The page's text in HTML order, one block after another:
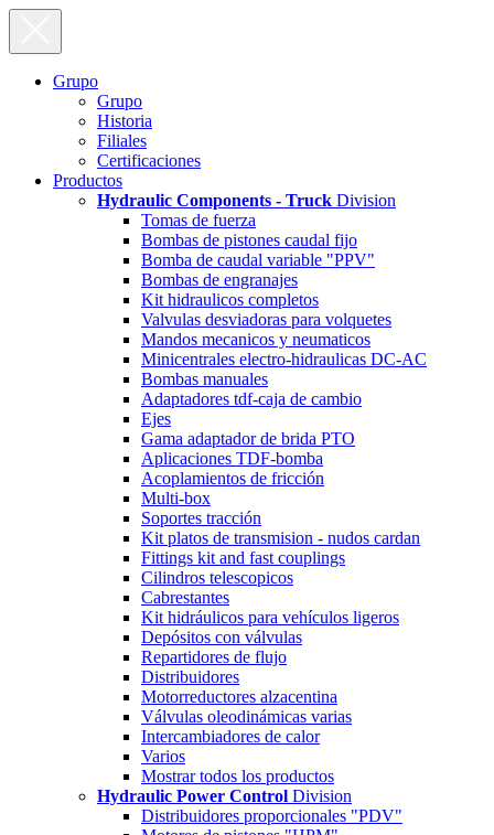
Grupo
Grupo
Historia
Filiales
Certificaciones
Productos
Hydraulic Components - Truck Division
Tomas de fuerza
Bombas de pistones caudal fijo
Bomba de caudal variable "PPV"
Bombas de engranajes
Kit hidraulicos completos
Valvulas desviadoras para volquetes
Mandos mecanicos y neumaticos
Minicentrales electro-hidraulicas DC-AC
Bombas manuales
Adaptadores tdf-caja de cambio
Ejes
Gama adaptador de brida PTO
Aplicaciones TDF-bomba
Acoplamientos de fricción
Multi-box
Soportes tracción
Kit platos de transmision - nudos cardan
Fittings kit and fast couplings
Cilindros telescopicos
Cabrestantes
Kit hidráulicos para vehículos ligeros
Depósitos con válvulas
Repartidores de flujo
Distribuidores
Motorreductores alzacentina
Válvulas oleodinámicas varias
Intercambiadores de calor
Varios
Mostrar todos los productos
Hydraulic Power Control Division
Distribuidores proporcionales "PDV"